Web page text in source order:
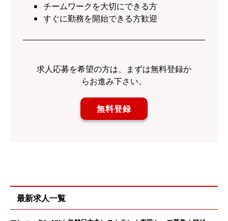
チームワークを大切にできる方
すぐに勤務を開始できる方歓迎
求人応募を希望の方は、まずは無料登録か
らお進み下さい。
無料登録
最新求人一覧